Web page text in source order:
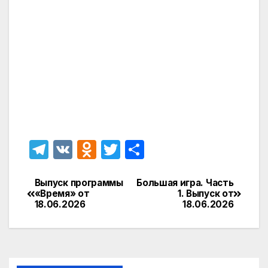
T
e
gr
a
V
O
n
kl
T
itt п
а
Навигация
по
Большая игра. Часть
1. Выпуск от
18.06.2026
Выпуск программы
«Время» от
18.06.2026